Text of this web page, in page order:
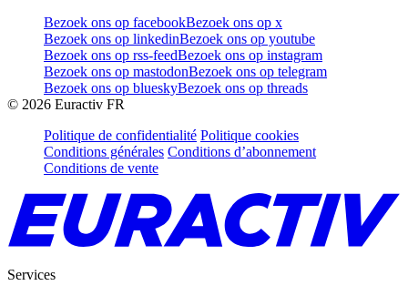
Bezoek ons op facebookBezoek ons op x
Bezoek ons op linkedinBezoek ons op youtube
Bezoek ons op rss-feedBezoek ons op instagram
Bezoek ons op mastodonBezoek ons op telegram
Bezoek ons op blueskyBezoek ons op threads
© 2026 Euractiv FR
Politique de confidentialité Politique cookies
Conditions générales Conditions d’abonnement
Conditions de vente
Services